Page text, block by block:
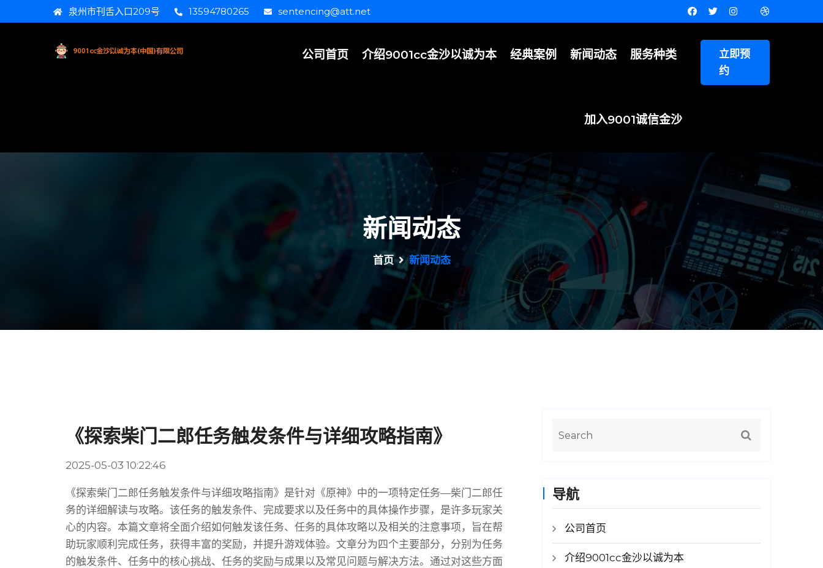
泉州市刊舌入口209号 13594780265 sentencing@att.net
公司首页 介绍9001cc金沙以诚为本 经典案例 新闻动态 服务种类
加入9001诚信金沙
立即预
约
新闻动态
首页 新闻动态
《探索柴门二郎任务触发条件与详细攻略指南》
2025-05-03 10:22:46
《探索柴门二郎任务触发条件与详细攻略指南》是针对《原神》中的一项特定任务—柴门二郎任
务的详细解读与攻略。该任务的触发条件、完成要求以及任务中的具体操作步骤，是许多玩家关
心的内容。本篇文章将全面介绍如何触发该任务、任务的具体攻略以及相关的注意事项，旨在帮
助玩家顺利完成任务，获得丰富的奖励，并提升游戏体验。文章分为四个主要部分，分别为任务
的触发条件、任务中的核心挑战、任务的奖励与成果以及常见问题与解决方法。通过对这些方面
导航
公司首页
介绍9001cc金沙以诚为本